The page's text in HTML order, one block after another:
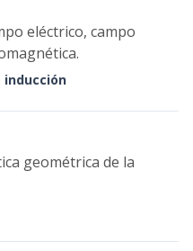
eléctrico, campo
inducción
geométrica de la